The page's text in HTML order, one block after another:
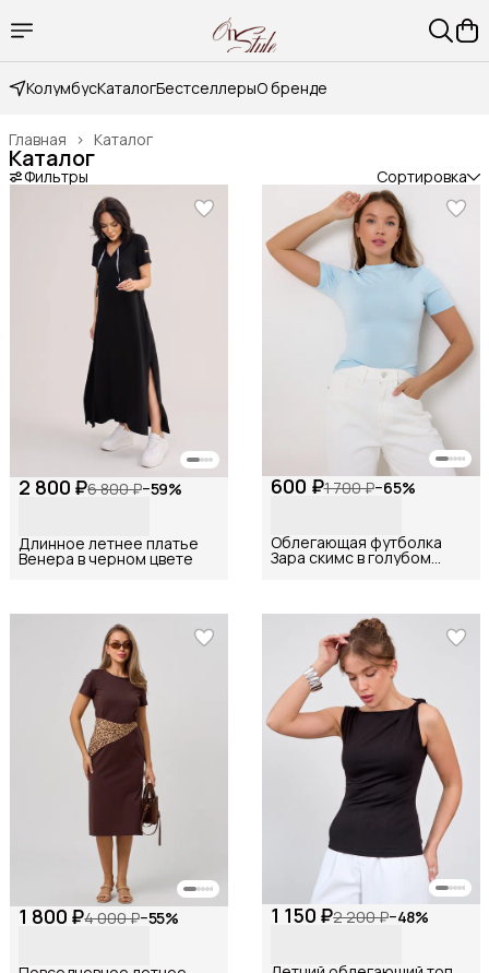
КолумбусКаталогБестселлерыО бренде
Каталог
Главная ›
Каталог
Фильтры Сортировка
2 800 ₽6 800 ₽−59%
Длинное летнее платье
Венера в черном цвете
600 ₽1 700 ₽−65%
Облегающая футболка
Зара скимс в голубом
цвете
1 800 ₽4 000 ₽−55% 1 150 ₽2 200 ₽−48%